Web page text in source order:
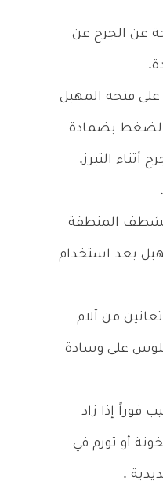
عن الجرح عن
فتحة المهبل
بضمادة
أثناء التبرز.
المنطقة
بعد استخدام
من آلام
على وسادة
فوراً إذا زاد
أو تورم في
.